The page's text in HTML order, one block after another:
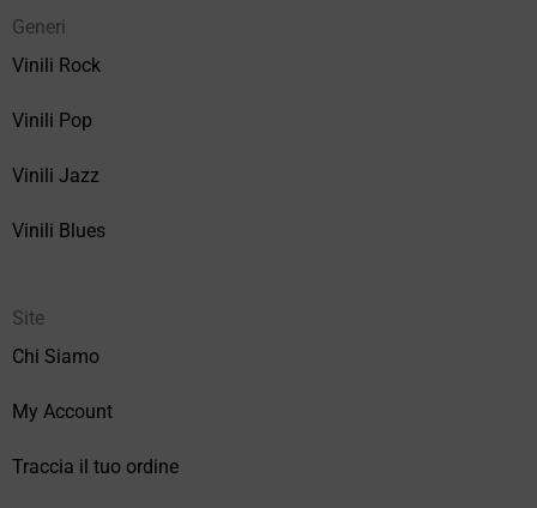
Generi
Vinili Rock
Vinili Pop
Vinili Jazz
Vinili Blues
Site
Chi Siamo
My Account
Traccia il tuo ordine